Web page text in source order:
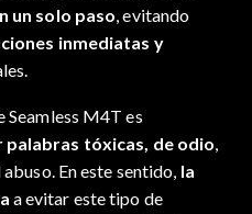
un solo paso, evitando
inmediatas y
M4T es
tóxicas, de odio,
En este sentido, la
a evitar este tipo de